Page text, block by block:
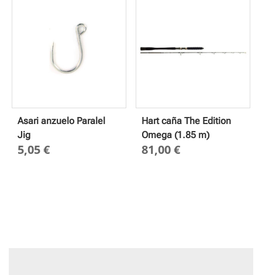
Asari anzuelo Paralel
Jig
5,05€
Hart caña The Edition
Omega (1.85 m)
81,00€